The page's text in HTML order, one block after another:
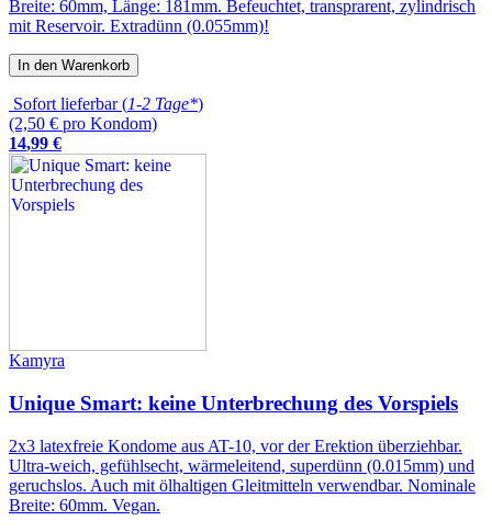
Breite: 60mm, Länge: 181mm. Befeuchtet, transprarent, zylindrisch
mit Reservoir. Extradünn (0.055mm)!
In den Warenkorb
Sofort lieferbar (1-2 Tage*)
(2,50 € pro Kondom)
14,99 €
Kamyra
Unique Smart: keine Unterbrechung des Vorspiels
2x3 latexfreie Kondome aus AT-10, vor der Erektion überziehbar.
Ultra-weich, gefühlsecht, wärmeleitend, superdünn (0.015mm) und
geruchslos. Auch mit ölhaltigen Gleitmitteln verwendbar. Nominale
Breite: 60mm. Vegan.